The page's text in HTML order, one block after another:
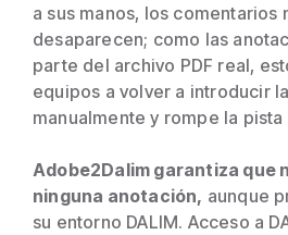
a sus manos, los comentarios
desaparecen; como las
parte del archivo PDF real,
equipos a volver a introducir
manualmente y rompe la
Adobe2Dalim garantiza que
ninguna anotación, aunque
su entorno DALIM. Acceso a